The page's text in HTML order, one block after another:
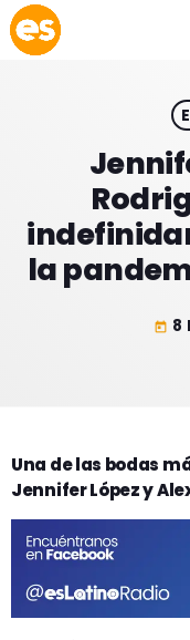
EMISIÓN LA
EMISIÓN
ESLATINO NEWS
ESPECTÁCULOS
GEEKERS
MÚSICA
INICIO
RADIO SPLENDID
CONTACTO
la
today 8
Una de las bodas
Jennifer López y